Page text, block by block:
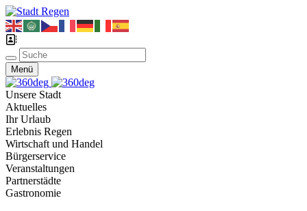
Menü
Unsere Stadt
Aktuelles
Ihr Urlaub
Erlebnis Regen
Wirtschaft und Handel
Bürgerservice
Veranstaltungen
Partnerstädte
Gastronomie